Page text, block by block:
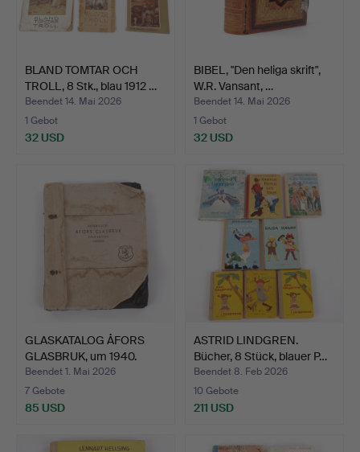
BLAND TOMTAR OCH
TROLL, 8 Stk., blau 1912 …
Beendet 14. Mai 2026
1 Gebot
32 USD
BIBEL, "Den heliga skrift",
W.R. Vansant, …
Beendet 14. Mai 2026
1 Gebot
32 USD
GLASKATALOG ÅFORS
GLASBRUK, um 1940.
Beendet 1. Mai 2026
7 Gebote
85 USD
ASTRID LINDGREN.
Bücher, 8 Stück, blauer P…
Beendet 8. Feb 2026
10 Gebote
211 USD